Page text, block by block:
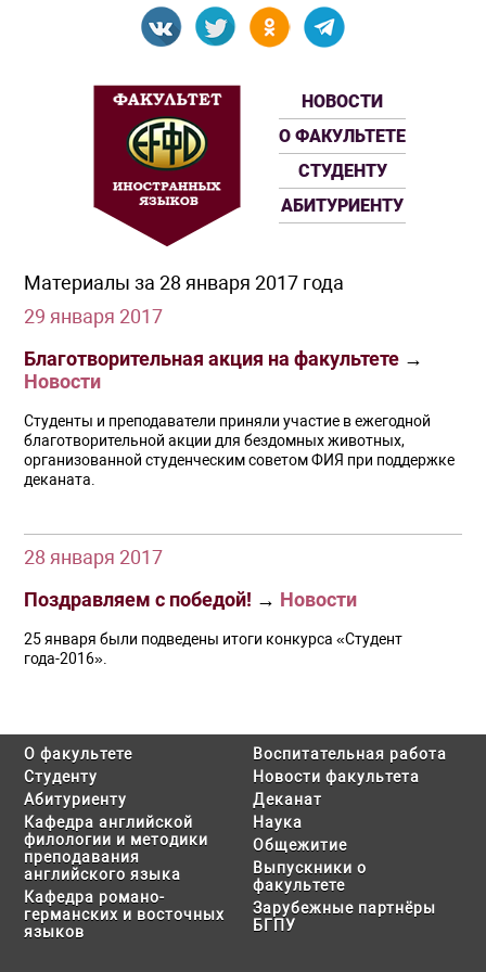
НОВОСТИ
О ФАКУЛЬТЕТЕ
СТУДЕНТУ
АБИТУРИЕНТУ
Материалы за 28 января 2017 года
29 января 2017
Благотворительная акция на факультете →
Новости
Студенты и преподаватели приняли участие в ежегодной
благотворительной акции для бездомных животных,
организованной студенческим советом ФИЯ при поддержке
деканата.
28 января 2017
Поздравляем с победой! → Новости
25 января были подведены итоги конкурса «Студент
года-2016».
О факультете
Студенту
Абитуриенту
Кафедра английской
филологии и методики
преподавания
английского языка
Кафедра романо-
германских и восточных
языков
Воспитательная работа
Новости факультета
Деканат
Наука
Общежитие
Выпускники о
факультете
Зарубежные партнёры
БГПУ